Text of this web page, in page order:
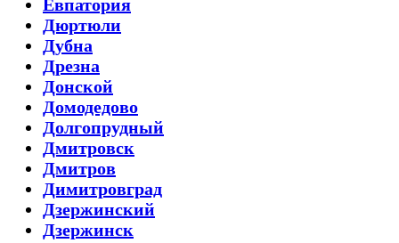
Евпатория
Дюртюли
Дубна
Дрезна
Донской
Домодедово
Долгопрудный
Дмитровск
Дмитров
Димитровград
Дзержинский
Дзержинск